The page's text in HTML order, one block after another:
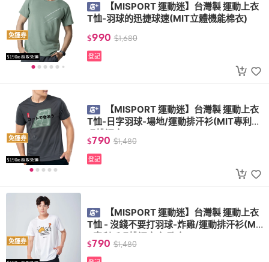
免運券
【MISPORT 運動迷】台灣製 運動上衣
T恤-羽球的迅捷球速(MIT立體機能棉衣)
$990 $1,680
登記
免運券
【MISPORT 運動迷】台灣製 運動上衣
T恤-日字羽球-場地/運動排汗衫(MIT專利呼
$790 $1,480
登記
免運券
【MISPORT 運動迷】台灣製 運動上衣
T恤 - 沒錢不要打羽球-炸雞/運動排汗衫(MI
$790 $1,480